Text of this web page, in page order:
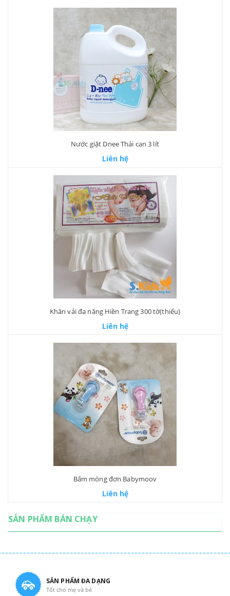
Nước giặt Dnee Thái can 3 lít
Liên hệ
Khăn vải đa năng Hiền Trang 300 tờ(thiếu)
Liên hệ
Bấm móng đơn Babymoov
Liên hệ
SẢN PHẨM BÁN CHẠY
SẢN PHẨM ĐA DẠNG
Tốt cho mẹ và bé